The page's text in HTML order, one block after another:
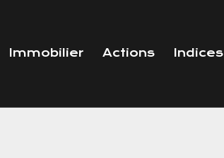
Immobilier Actions Indices